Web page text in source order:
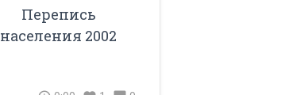
Перепись
населения 2002